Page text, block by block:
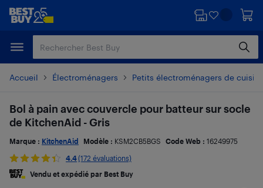
Passer
principal
Passer
Accueil Électroménagers Petits électroménagers de
Bol à pain avec couvercle pour batteur sur socle
de KitchenAid - Gris
Marque : KitchenAid Modèle : KSM2CB5BGS Code Web : 16249975
4.4(172 évaluations)
Vendu et expédié par Best Buy